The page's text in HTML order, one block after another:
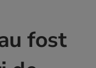
fost